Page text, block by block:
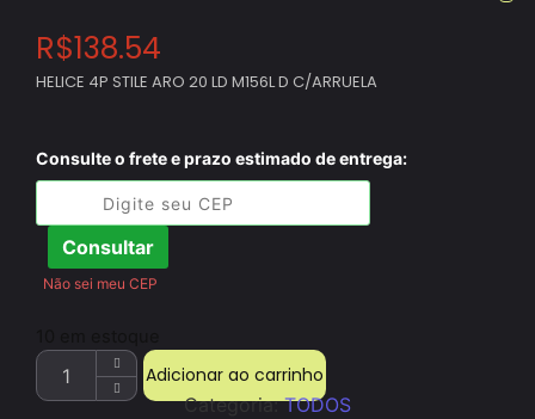
R$138.54
HELICE 4P STILE ARO 20 LD M156L D C/ARRUELA
Consulte o frete e prazo estimado de entrega:
Consultar
Não sei meu CEP
Adicionar ao carrinho
Categoria:TODOS